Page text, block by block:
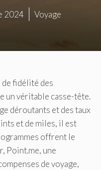
2024 Voyage
de fidélité des
un véritable casse-tête.
déroutants et des taux
et de miles, il est
offrent le
Point.me, une
de voyage,